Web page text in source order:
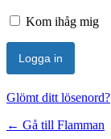
Kom ihåg mig
Glömt ditt lösenord?
← Gå till Flamman